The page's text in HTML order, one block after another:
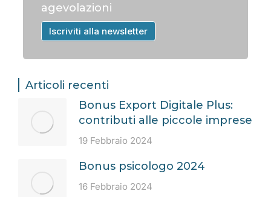
agevolazioni
Iscriviti alla newsletter
Articoli recenti
Bonus Export Digitale Plus:
contributi alle piccole imprese
19 Febbraio 2024
Bonus psicologo 2024
16 Febbraio 2024